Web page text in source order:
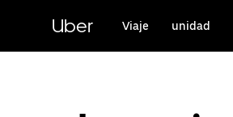
contenido
principal
Uber Viaje unidad